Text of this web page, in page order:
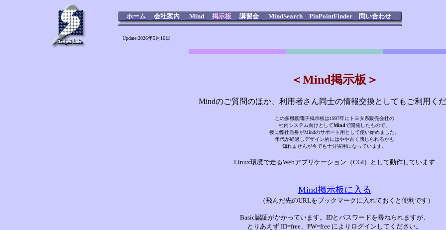
ホーム 会社案内 Mind 掲示板 講習会 MindSearch PinPointFinder 問い合わせ
Update:2026年5月16日
＜Mind掲示板＞
Mindのご質問のほか、利用者さん同士の情報交換としてもご利用く
この多機能電子掲示板は1997年にトヨタ系販売会社の
社内システム向けとしてMindで開発したもので、
後に弊社自身がMindのサポート用として使い始めました。
年代が経過しデザイン的にはやや古く感じられるかも
知れませんが今でも十分実用になっています。
Linux環境で走るWebアプリケーション（CGI）として動作しています
Mind掲示板に入る
（飛んだ先のURLをブックマークに入れておくと便利です）
Basic認証がかかっています。IDとパスワードを尋ねられますが、
とりあえず ID=free、PW=free によりログインしてください。